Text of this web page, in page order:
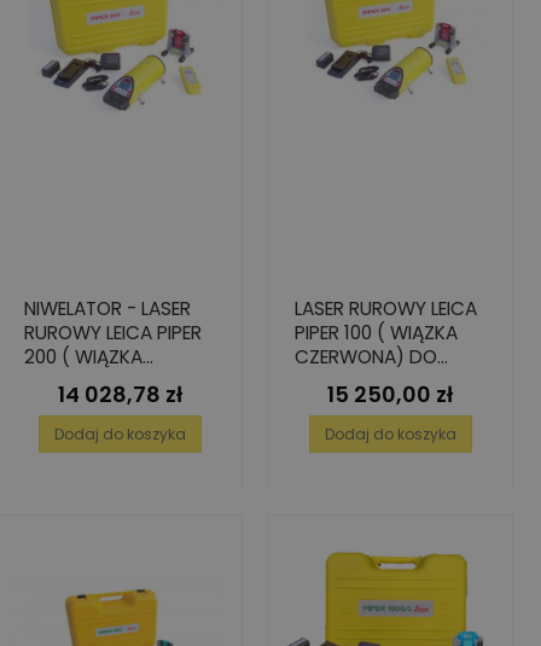
NIWELATOR - LASER
RUROWY LEICA PIPER
200 ( WIĄZKA
CZERWONA) DO
UKŁADANIA RUR
KANALIZACYJNYCH
Cena
14 028,78 zł
Dodaj do koszyka
LASER RUROWY LEICA
PIPER 100 ( WIĄZKA
CZERWONA) DO
UKŁADANIA RUR
KANALIZACYJNYCH
Cena
15 250,00 zł
Dodaj do koszyka